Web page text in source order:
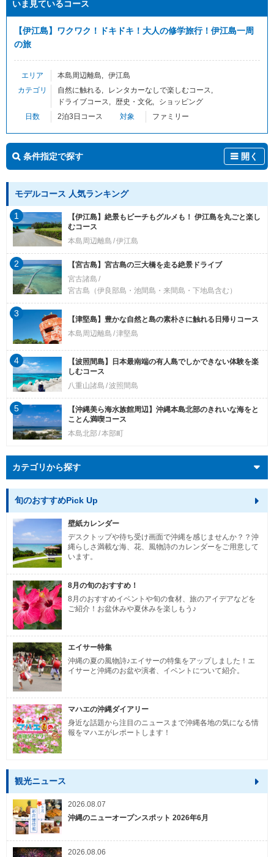
いま見ているコース
【伊江島】ワクワク！ドキドキ！大人の修学旅行！伊江島一周
の旅
エリア 本島周辺離島
伊江島
カテゴリ
自然に触れる
レンタカーなしで楽しむコース
ドライブコース
歴史・文化
ショッピング
日数
2泊3日コース 対象 ファミリー
条件指定で探す 開く
モデルコース 人気ランキング
【伊江島】絶景もビーチもグルメも！ 伊江島を丸ごと楽し
むコース
本島周辺離島 伊江島
1
【宮古島】宮古島の三大橋を走る絶景ドライブ
宮古諸島
宮古島（伊良部島・池間島・来間島・下地島含む）
2
【津堅島】豊かな自然と島の素朴さに触れる日帰りコース
本島周辺離島 津堅島
3
【波照間島】日本最南端の有人島でしかできない体験を楽
しむコース
八重山諸島 波照間島
4
【沖縄美ら海水族館周辺】沖縄本島北部のきれいな海をと
ことん満喫コース
本島北部 本部町
5
カテゴリから探す
旬のおすすめPick Up
壁紙カレンダー
デスクトップや待ち受け画面で沖縄を感じませんか？？沖
縄らしさ満載な海、花、風物詩のカレンダーをご用意して
います。
8月の旬のおすすめ！
8月のおすすめイベントや旬の食材、旅のアイデアなどを
ご紹介！お盆休みや夏休みを楽しもう♪
エイサー特集
沖縄の夏の風物詩♪エイサーの特集をアップしました！エ
イサーと沖縄のお盆や演者、イベントについて紹介。
マハエの沖縄ダイアリー
身近な話題から注目のニュースまで沖縄各地の気になる情
報をマハエがレポートします！
観光ニュース
2026.08.07
沖縄のニューオープンスポット 2026年6月
2026.08.06